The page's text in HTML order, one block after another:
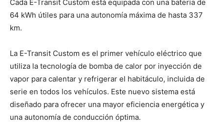
Cada E-Transit Custom está equipada con una batería de
64 kWh útiles para una autonomía máxima de hasta 337
km.
La E-Transit Custom es el primer vehículo eléctrico que
utiliza la tecnología de bomba de calor por inyección de
vapor para calentar y refrigerar el habitáculo, incluida de
serie en todos los vehículos. Este nuevo sistema está
diseñado para ofrecer una mayor eficiencia energética y
una autonomía de conducción óptima.